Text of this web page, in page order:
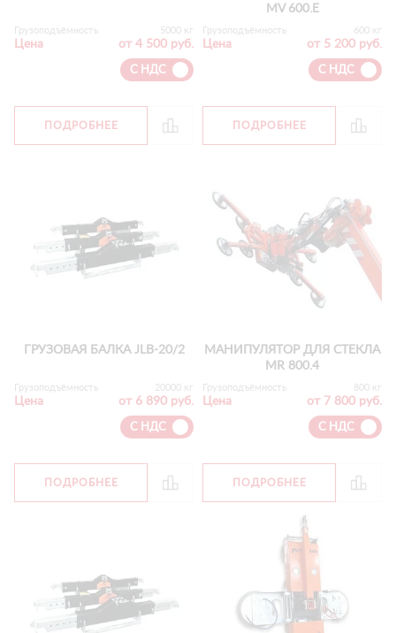
Грузоподъёмность 5000 кг
Цена от 4 500 руб.
С НДС
ПОДРОБНЕЕ
MV 600.E
Грузоподъёмность 600 кг
Цена от 5 200 руб.
С НДС
ПОДРОБНЕЕ
ГРУЗОВАЯ БАЛКА JLB-20/2
Грузоподъёмность 20000 кг
Цена от 6 890 руб.
С НДС
ПОДРОБНЕЕ
МАНИПУЛЯТОР ДЛЯ СТЕКЛА
MR 800.4
Грузоподъёмность 800 кг
Цена от 7 800 руб.
С НДС
ПОДРОБНЕЕ